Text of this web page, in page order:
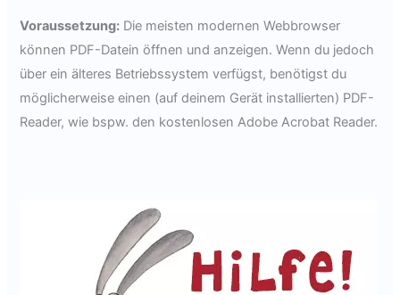
Voraussetzung: Die meisten modernen Webbrowser
können PDF-Datein öffnen und anzeigen. Wenn du jedoch
über ein älteres Betriebssystem verfügst, benötigst du
möglicherweise einen (auf deinem Gerät installierten) PDF-
Reader, wie bspw. den kostenlosen Adobe Acrobat Reader.